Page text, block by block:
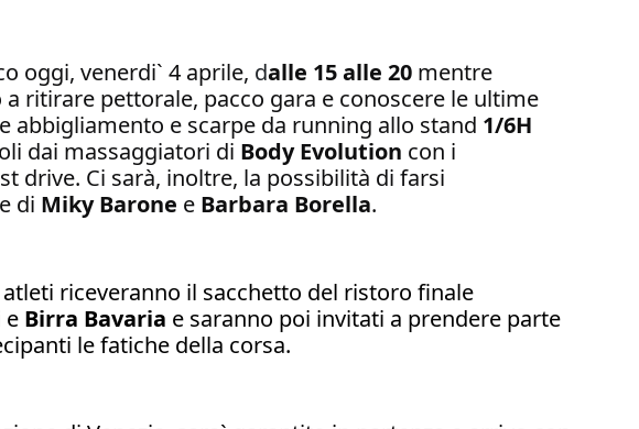
oggi, venerdi` 4 aprile, dalle 15 alle 20 mentre
ritirare pettorale, pacco gara e conoscere le ultime
abbigliamento e scarpe da running allo stand 1/6H
dai massaggiatori di Body Evolution con i
drive. Ci sarà, inoltre, la possibilità di farsi
di Miky Barone e Barbara Borella.
atleti riceveranno il sacchetto del ristoro finale
e Birra Bavaria e saranno poi invitati a prendere parte
le fatiche della corsa.